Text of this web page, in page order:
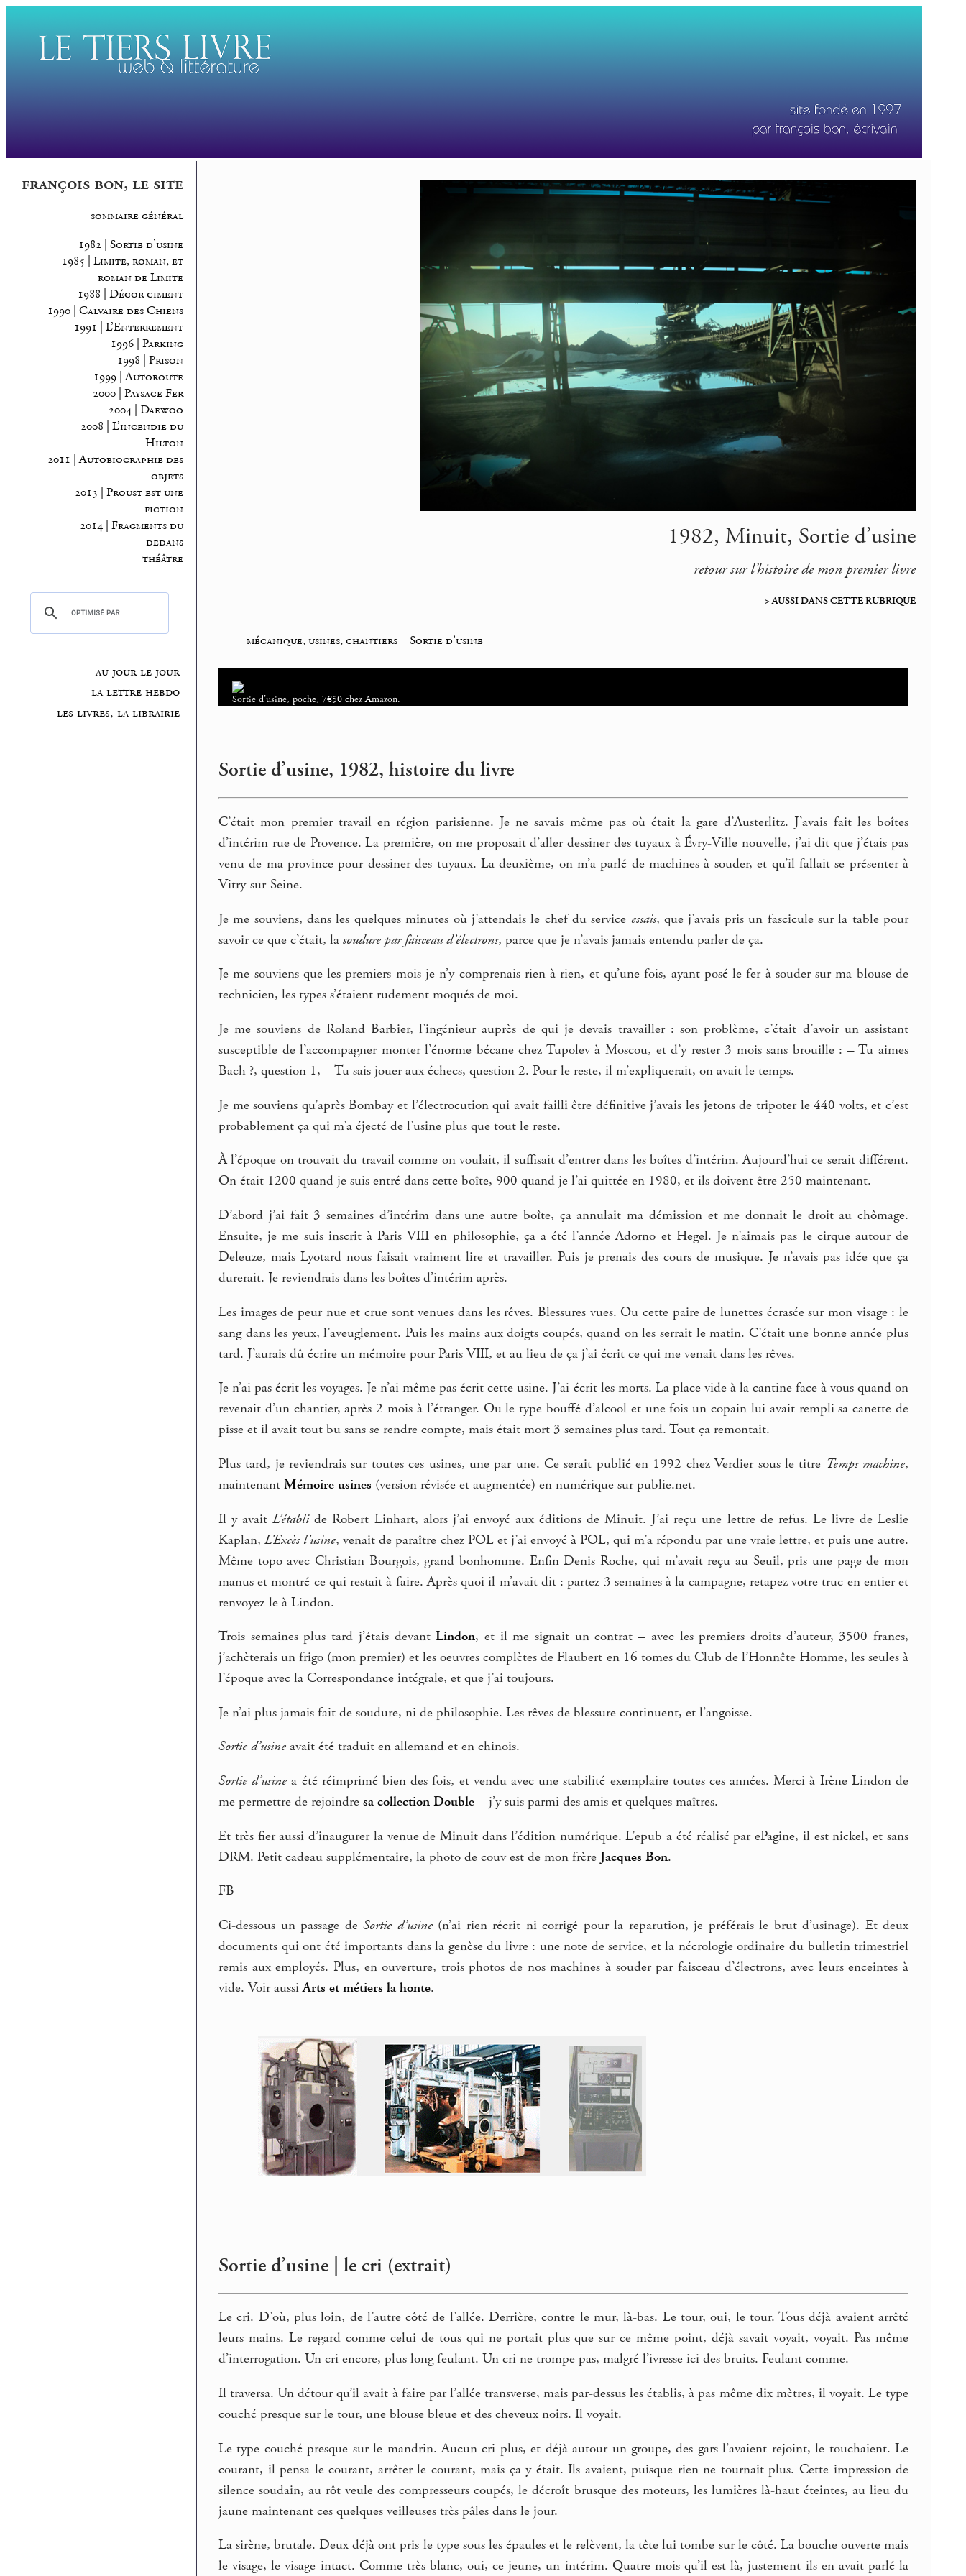
françois bon, le site
sommaire général
1982 | Sortie d’usine
1985 | Limite, roman, et
roman de Limite
1988 | Décor ciment
1990 | Calvaire des Chiens
1991 | L’Enterrement
1996 | Parking
1998 | Prison
1999 | Autoroute
2000 | Paysage Fer
2004 | Daewoo
2008 | L’incendie du
Hilton
2011 | Autobiographie des
objets
2013 | Proust est une
fiction
2014 | Fragments du
dedans
théâtre
au jour le jour
la lettre hebdo
les livres, la librairie
1982, Minuit, Sortie d’usine
retour sur l’histoire de mon premier livre
–> AUSSI DANS CETTE RUBRIQUE
mécanique, usines, chantiers _Sortie d’usine
Sortie d’usine, poche, 7€50 chez Amazon.
Sortie d’usine, 1982, histoire du livre
C’était mon premier travail en région parisienne. Je ne savais même pas où était la gare d’Austerlitz. J’avais fait les boîtes
d’intérim rue de Provence. La première, on me proposait d’aller dessiner des tuyaux à Évry-Ville nouvelle, j’ai dit que j’étais pas
venu de ma province pour dessiner des tuyaux. La deuxième, on m’a parlé de machines à souder, et qu’il fallait se présenter à
Vitry-sur-Seine.
Je me souviens, dans les quelques minutes où j’attendais le chef du service essais, que j’avais pris un fascicule sur la table pour
savoir ce que c’était, la soudure par faisceau d’électrons, parce que je n’avais jamais entendu parler de ça.
Je me souviens que les premiers mois je n’y comprenais rien à rien, et qu’une fois, ayant posé le fer à souder sur ma blouse de
technicien, les types s’étaient rudement moqués de moi.
Je me souviens de Roland Barbier, l’ingénieur auprès de qui je devais travailler : son problème, c’était d’avoir un assistant
susceptible de l’accompagner monter l’énorme bécane chez Tupolev à Moscou, et d’y rester 3 mois sans brouille : – Tu aimes
Bach ?, question 1, – Tu sais jouer aux échecs, question 2. Pour le reste, il m’expliquerait, on avait le temps.
Je me souviens qu’après Bombay et l’électrocution qui avait failli être définitive j’avais les jetons de tripoter le 440 volts, et c’est
probablement ça qui m’a éjecté de l’usine plus que tout le reste.
À l’époque on trouvait du travail comme on voulait, il suffisait d’entrer dans les boîtes d’intérim. Aujourd’hui ce serait différent.
On était 1200 quand je suis entré dans cette boîte, 900 quand je l’ai quittée en 1980, et ils doivent être 250 maintenant.
D’abord j’ai fait 3 semaines d’intérim dans une autre boîte, ça annulait ma démission et me donnait le droit au chômage.
Ensuite, je me suis inscrit à Paris VIII en philosophie, ça a été l’année Adorno et Hegel. Je n’aimais pas le cirque autour de
Deleuze, mais Lyotard nous faisait vraiment lire et travailler. Puis je prenais des cours de musique. Je n’avais pas idée que ça
durerait. Je reviendrais dans les boîtes d’intérim après.
Les images de peur nue et crue sont venues dans les rêves. Blessures vues. Ou cette paire de lunettes écrasée sur mon visage : le
sang dans les yeux, l’aveuglement. Puis les mains aux doigts coupés, quand on les serrait le matin. C’était une bonne année plus
tard. J’aurais dû écrire un mémoire pour Paris VIII, et au lieu de ça j’ai écrit ce qui me venait dans les rêves.
Je n’ai pas écrit les voyages. Je n’ai même pas écrit cette usine. J’ai écrit les morts. La place vide à la cantine face à vous quand on
revenait d’un chantier, après 2 mois à l’étranger. Ou le type bouffé d’alcool et une fois un copain lui avait rempli sa canette de
pisse et il avait tout bu sans se rendre compte, mais était mort 3 semaines plus tard. Tout ça remontait.
Plus tard, je reviendrais sur toutes ces usines, une par une. Ce serait publié en 1992 chez Verdier sous le titre Temps machine,
maintenant Mémoire usines (version révisée et augmentée) en numérique sur publie.net.
Il y avaitL’établide Robert Linhart, alors j’ai envoyé aux éditions de Minuit. J’ai reçu une lettre de refus. Le livre de Leslie
Kaplan,L’Excès l’usine, venait de paraître chez POL et j’ai envoyé à POL, qui m’a répondu par une vraie lettre, et puis une autre.
Même topo avec Christian Bourgois, grand bonhomme. Enfin Denis Roche, qui m’avait reçu au Seuil, pris une page de mon
manus et montré ce qui restait à faire. Après quoi il m’avait dit : partez 3 semaines à la campagne, retapez votre truc en entier et
renvoyez-le à Lindon.
Trois semaines plus tard j’étais devantLindon, et il me signait un contrat – avec les premiers droits d’auteur, 3500 francs,
j’achèterais un frigo (mon premier) et les oeuvres complètes de Flaubert en 16 tomes du Club de l’Honnête Homme, les seules à
l’époque avec la Correspondance intégrale, et que j’ai toujours.
Je n’ai plus jamais fait de soudure, ni de philosophie. Les rêves de blessure continuent, et l’angoisse.
Sortie d’usine avait été traduit en allemand et en chinois.
Sortie d’usine a été réimprimé bien des fois, et vendu avec une stabilité exemplaire toutes ces années. Merci à Irène Lindon de
me permettre de rejoindre sa collection Double – j’y suis parmi des amis et quelques maîtres.
Et très fier aussi d’inaugurer la venue de Minuit dans l’édition numérique. L’epub a été réalisé par ePagine, il est nickel, et sans
DRM. Petit cadeau supplémentaire, la photo de couv est de mon frère Jacques Bon.
FB
Ci-dessous un passage deSortie d’usine(n’ai rien récrit ni corrigé pour la reparution, je préférais le brut d’usinage). Et deux
documents qui ont été importants dans la genèse du livre : une note de service, et la nécrologie ordinaire du bulletin trimestriel
remis aux employés. Plus, en ouverture, trois photos de nos machines à souder par faisceau d’électrons, avec leurs enceintes à
vide. Voir aussiArts et métiers la honte.
Sortie d’usine | le cri (extrait)
Le cri. D’où, plus loin, de l’autre côté de l’allée. Derrière, contre le mur, là-bas. Le tour, oui, le tour. Tous déjà avaient arrêté
leurs mains. Le regard comme celui de tous qui ne portait plus que sur ce même point, déjà savait voyait, voyait. Pas même
d’interrogation. Un cri encore, plus long feulant. Un cri ne trompe pas, malgré l’ivresse ici des bruits. Feulant comme.
Il traversa. Un détour qu’il avait à faire par l’allée transverse, mais par-dessus les établis, à pas même dix mètres, il voyait. Le type
couché presque sur le tour, une blouse bleue et des cheveux noirs. Il voyait.
Le type couché presque sur le mandrin. Aucun cri plus, et déjà autour un groupe, des gars l’avaient rejoint, le touchaient. Le
courant, il pensa le courant, arrêter le courant, mais ça y était. Ils avaient, puisque rien ne tournait plus. Cette impression de
silence soudain, au rôt veule des compresseurs coupés, le décroît brusque des moteurs, les lumières là-haut éteintes, au lieu du
jaune maintenant ces quelques veilleuses très pâles dans le jour.
La sirène, brutale. Deux déjà ont pris le type sous les épaules et le relèvent, la tête lui tombe sur le côté. La bouche ouverte mais
le visage, le visage intact. Comme très blanc, oui, ce jeune, un intérim. Quatre mois qu’il est là, justement ils en avait parlé la